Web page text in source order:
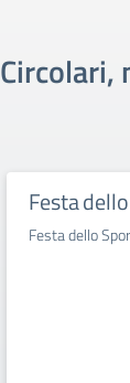
Circolari,
Festa
Festa dello